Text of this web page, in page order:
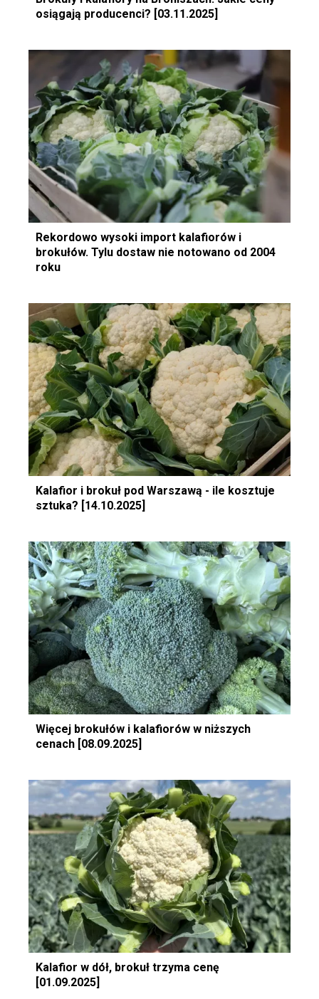
osiągają producenci? [03.11.2025]
Rekordowo wysoki import kalafiorów i
brokułów. Tylu dostaw nie notowano od 2004
roku
Kalafior i brokuł pod Warszawą - ile kosztuje
sztuka? [14.10.2025]
Więcej brokułów i kalafiorów w niższych
cenach [08.09.2025]
Kalafior w dół, brokuł trzyma cenę
[01.09.2025]